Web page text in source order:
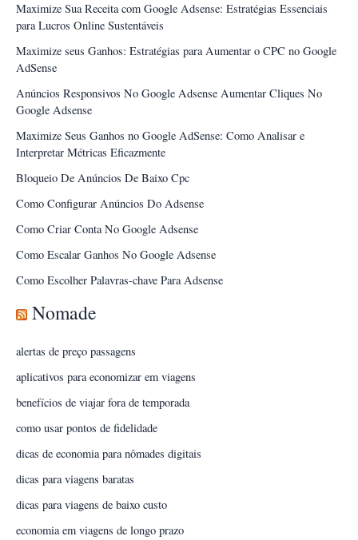
Maximize Sua Receita com Google Adsense: Estratégias Essenciais
para Lucros Online Sustentáveis
Maximize seus Ganhos: Estratégias para Aumentar o CPC no Google
AdSense
Anúncios Responsivos No Google Adsense Aumentar Cliques No
Google Adsense
Maximize Seus Ganhos no Google AdSense: Como Analisar e
Interpretar Métricas Eficazmente
Bloqueio De Anúncios De Baixo Cpc
Como Configurar Anúncios Do Adsense
Como Criar Conta No Google Adsense
Como Escalar Ganhos No Google Adsense
Como Escolher Palavras-chave Para Adsense
Nomade
alertas de preço passagens
aplicativos para economizar em viagens
benefícios de viajar fora de temporada
como usar pontos de fidelidade
dicas de economia para nômades digitais
dicas para viagens baratas
dicas para viagens de baixo custo
economia em viagens de longo prazo